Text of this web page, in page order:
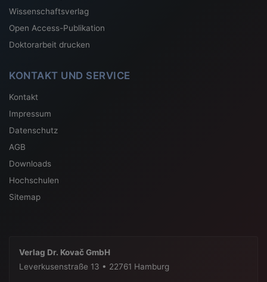
Wissenschaftsverlag
Open Access-Publikation
Doktorarbeit drucken
KONTAKT UND SERVICE
Kontakt
Impressum
Datenschutz
AGB
Downloads
Hochschulen
Sitemap
Verlag Dr. Kovač GmbH
Leverkusenstraße 13 • 22761 Hamburg